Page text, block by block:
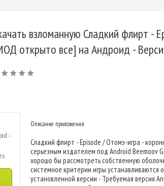
взломанную Сладкий флирт -
открыто все] на Андроид -
-
Описание приложения
Сладкий флирт - Episode / Отомэ-игра -
серьезным издателем под Android Beemoov
хорошо бы рассмотреть собственную
системное критерии игры устанавливаются
установленной версии - Требуемая версия